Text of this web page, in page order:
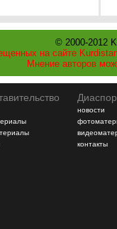
© 2000-2012
на сайте
Мнение авторов
новости
контакты